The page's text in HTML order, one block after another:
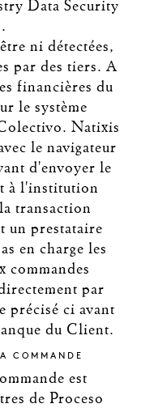
Data Security
ni détectées,
par des tiers. A
financières du
le système
Natixis
le navigateur
d'envoyer le
à l'institution
transaction
un prestataire
en charge les
commandes
par
précisé ci avant
du Client.
COMMANDE
est
de Proceso